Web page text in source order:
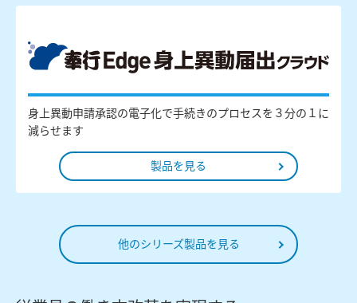
身上異動申請承認の電子化で手続きのプロセスを３分の１に
減らせます
製品を見る
他のシリーズ製品を見る